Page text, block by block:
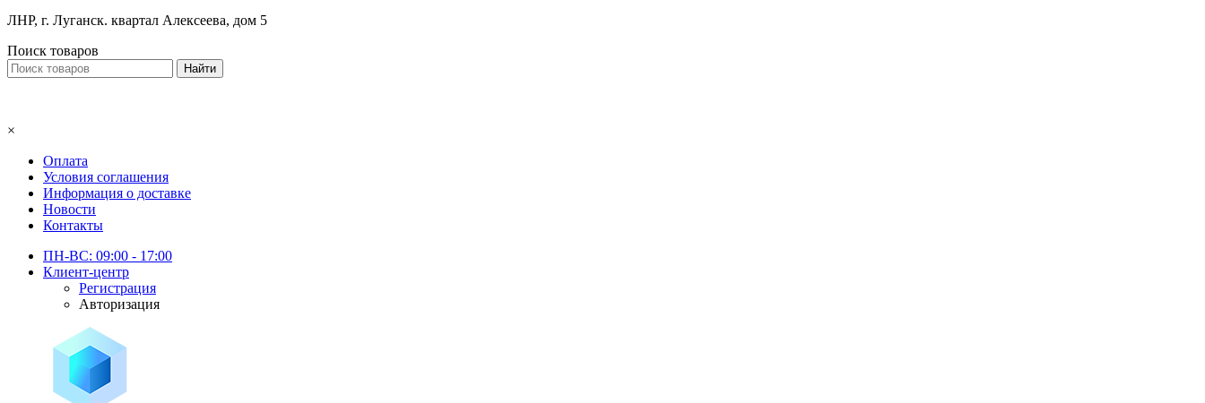
ЛНР, г. Луганск. квартал Алексеева, дом 5
Поиск товаров
×
Оплата
Условия соглашения
Информация о доставке
Новости
Контакты
ПН-ВС: 09:00 - 17:00
Клиент-центр
Регистрация
Авторизация